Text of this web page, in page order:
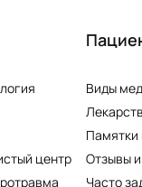
центр
Виды
Памятки
Отзывы
Часто